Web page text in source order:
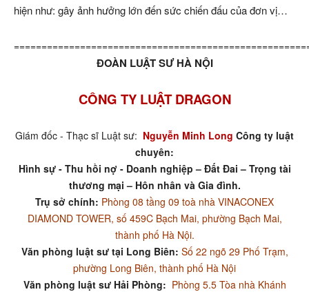
hiện như: gây ảnh hưởng lớn đến sức chiến đấu của đơn vị…
ĐOÀN LUẬT SƯ HÀ NỘI
CÔNG TY LUẬT DRAGON
Giám đốc - Thạc sĩ Luật sư: Nguyễn Minh Long Công ty luật
chuyên:
Hình sự - Thu hồi nợ - Doanh nghiệp – Đất Đai – Trọng tài
thương mại – Hôn nhân và Gia đình.
Trụ sở chính: Phòng 08 tầng 09 toà nhà VINACONEX
DIAMOND TOWER, số 459C Bạch Mai, phường Bạch Mai,
thành phố Hà Nội.
Văn phòng luật sư tại Long Biên: Số 22 ngõ 29 Phố Trạm,
phường Long Biên, thành phố Hà Nội
Văn phòng luật sư Hải Phòng: Phòng 5.5 Tòa nhà Khánh